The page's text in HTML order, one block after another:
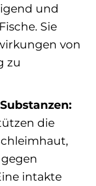
und
Sie
von
zu
die
intakte